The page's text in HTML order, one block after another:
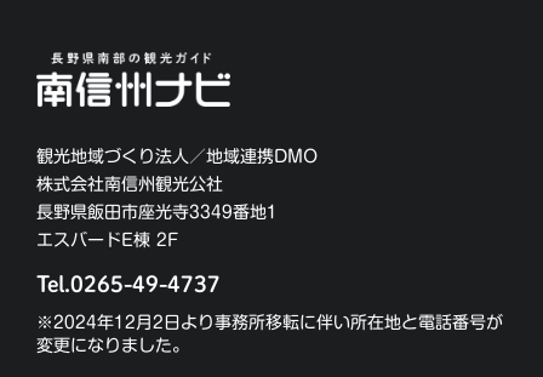
観光地域づくり法人／地域連携DMO
株式会社南信州観光公社
長野県飯田市座光寺3349番地1
エスバードE棟 2F
Tel.0265-49-4737
※2024年12月2日より事務所移転に伴い所在地と電話番号が
変更になりました。